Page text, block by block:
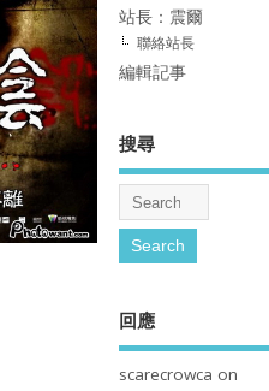
站長：震爾
聯絡站長
編輯記事
搜尋
回應
scarecrowca on